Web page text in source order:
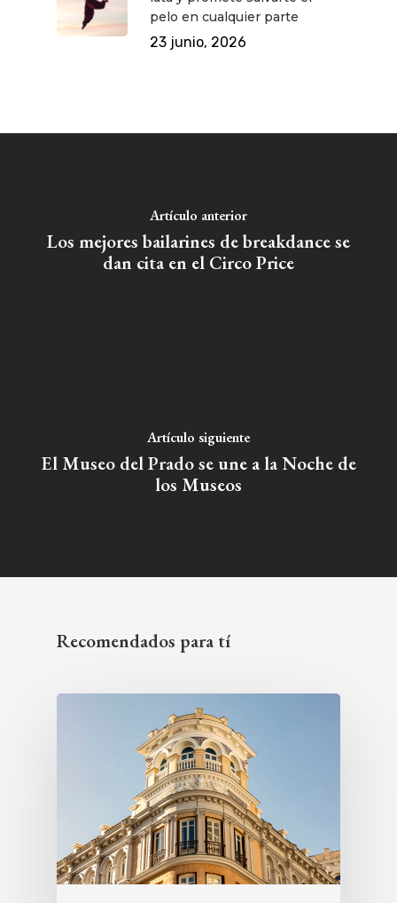
pelo en cualquier parte
23 junio, 2026
Artículo anterior
Los mejores bailarines de breakdance se
dan cita en el Circo Price
Artículo siguiente
El Museo del Prado se une a la Noche de
los Museos
Recomendados para tí
Cine
GASTRO
Gourmet